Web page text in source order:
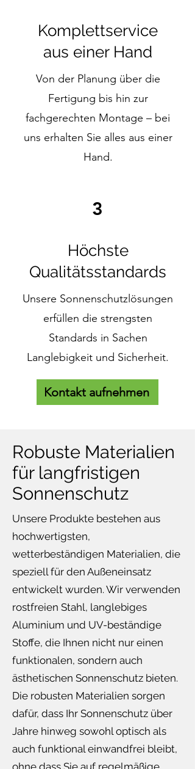
Komplettservice
aus einer Hand
Von der Planung über die
Fertigung bis hin zur
fachgerechten Montage – bei
uns erhalten Sie alles aus einer
Hand.
3
Höchste
Qualitätsstandards
Unsere Sonnenschutzlösungen
erfüllen die strengsten
Standards in Sachen
Langlebigkeit und Sicherheit.
Kontakt aufnehmen
Robuste Materialien
für langfristigen
Sonnenschutz
Unsere Produkte bestehen aus
hochwertigsten,
wetterbeständigen Materialien, die
speziell für den Außeneinsatz
entwickelt wurden. Wir verwenden
rostfreien Stahl, langlebiges
Aluminium und UV-beständige
Stoffe, die Ihnen nicht nur einen
funktionalen, sondern auch
ästhetischen Sonnenschutz bieten.
Die robusten Materialien sorgen
dafür, dass Ihr Sonnenschutz über
Jahre hinweg sowohl optisch als
auch funktional einwandfrei bleibt,
ohne dass Sie auf regelmäßige